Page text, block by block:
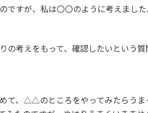
ですが、私は〇〇のように考えまし
の考えをもって、確認したいという質
めて、△△のところをやってみたらう